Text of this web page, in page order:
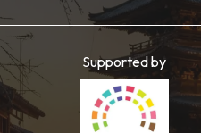
Supported by